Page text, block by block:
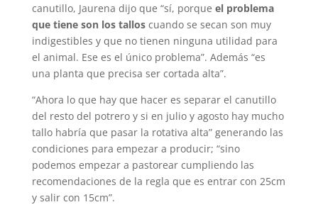
canutillo, Jaurena dijo que “sí, porque el problema
que tiene son los talloscuando se secan son muy
indigestibles y que no tienen ninguna utilidad para
el animal. Ese es el único problema”. Además “es
una planta que precisa ser cortada alta”.
“Ahora lo que hay que hacer es separar el canutillo
del resto del potrero y si en julio y agosto hay mucho
tallo habría que pasar la rotativa alta” generando las
condiciones para empezar a producir; “sino
podemos empezar a pastorear cumpliendo las
recomendaciones de la regla que es entrar con 25cm
y salir con 15cm”.